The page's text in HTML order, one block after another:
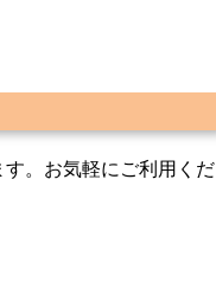
。お気軽にご利用くだ